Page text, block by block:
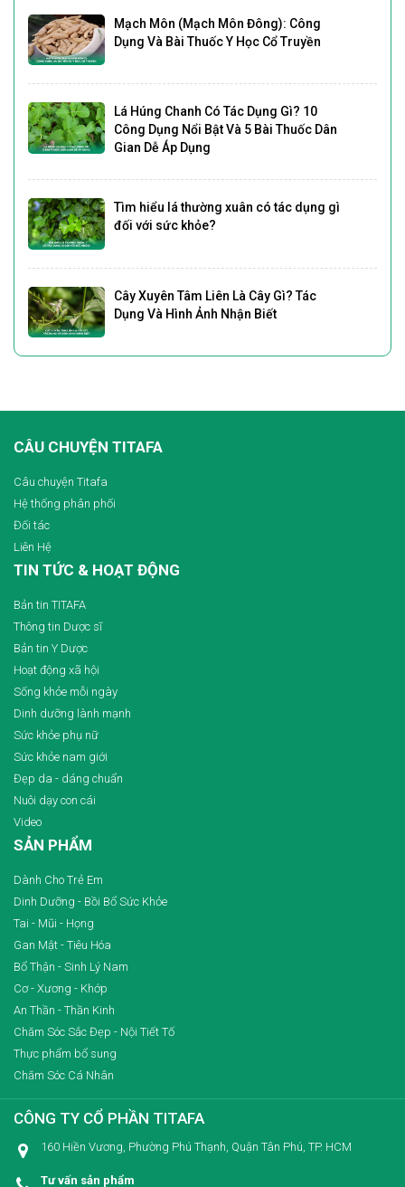
Mạch Môn (Mạch Môn Đông): Công
Dụng Và Bài Thuốc Y Học Cổ Truyền
Lá Húng Chanh Có Tác Dụng Gì? 10
Công Dụng Nổi Bật Và 5 Bài Thuốc Dân
Gian Dễ Áp Dụng
Tìm hiểu lá thường xuân có tác dụng gì
đối với sức khỏe?
Cây Xuyên Tâm Liên Là Cây Gì? Tác
Dụng Và Hình Ảnh Nhận Biết
CÂU CHUYỆN TITAFA
Câu chuyện Titafa
Hệ thống phân phối
Đối tác
Liên Hệ
TIN TỨC & HOẠT ĐỘNG
Bản tin TITAFA
Thông tin Dược sĩ
Bản tin Y Dược
Hoạt động xã hội
Sống khỏe mỗi ngày
Dinh dưỡng lành mạnh
Sức khỏe phụ nữ
Sức khỏe nam giới
Đẹp da - dáng chuẩn
Nuôi dạy con cái
Video
SẢN PHẨM
Dành Cho Trẻ Em
Dinh Dưỡng - Bồi Bổ Sức Khỏe
Tai - Mũi - Họng
Gan Mật - Tiêu Hóa
Bổ Thận - Sinh Lý Nam
Cơ - Xương - Khớp
An Thần - Thần Kinh
Chăm Sóc Sắc Đẹp - Nội Tiết Tố
Thực phẩm bổ sung
Chăm Sóc Cá Nhân
CÔNG TY CỔ PHẦN TITAFA
160 Hiền Vương, Phường Phú Thạnh, Quận Tân Phú, TP. HCM
Tư vấn sản phẩm